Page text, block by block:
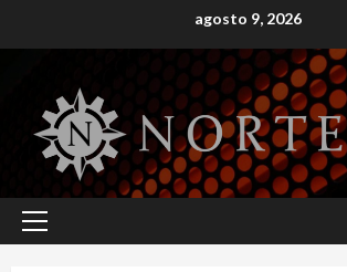
to
agosto 9, 2026
Primary